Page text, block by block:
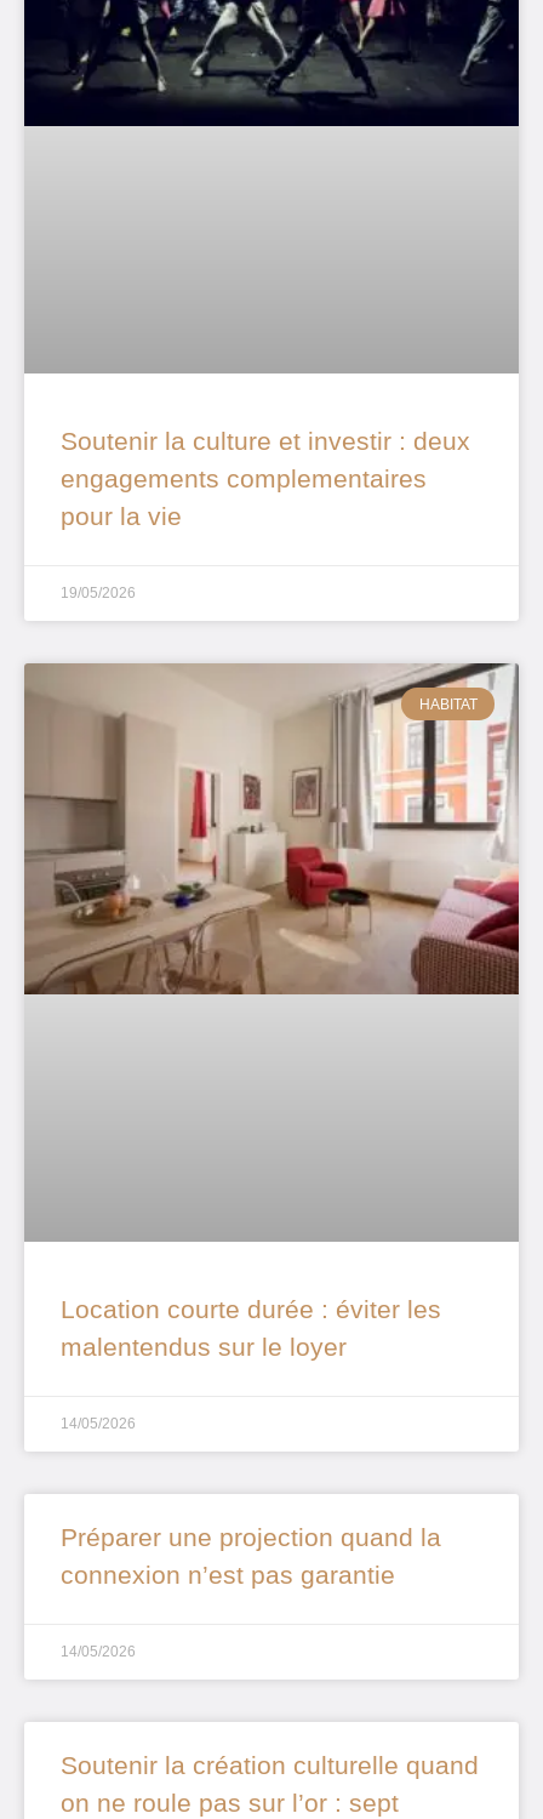
Soutenir la culture et investir : deux
engagements complementaires
pour la vie
19/05/2026
HABITAT
Location courte durée : éviter les
malentendus sur le loyer
14/05/2026
Préparer une projection quand la
connexion n’est pas garantie
14/05/2026
Soutenir la création culturelle quand
on ne roule pas sur l’or : sept